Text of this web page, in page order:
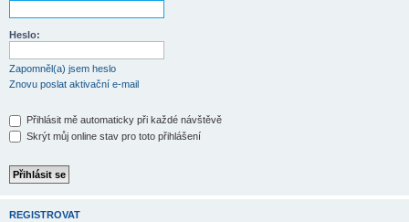
Heslo:
Zapomněl(a) jsem heslo
Znovu poslat aktivační e-mail
Přihlásit mě automaticky při každé návštěvě
Skrýt můj online stav pro toto přihlášení
REGISTROVAT